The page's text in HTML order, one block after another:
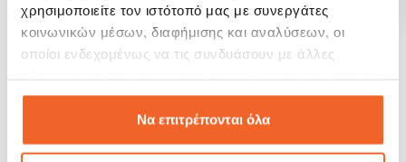
χρησιμοποιείτε τον ιστότοπό μας με συνεργάτες
κοινωνικών μέσων, διαφήμισης και αναλύσεων, οι
οποίοι ενδεχομένως να τις συνδυάσουν με άλλες
έχουν συλλέξει σε σχέση με την από μέρους σας χρήση
των υπηρεσιών τους.Να επιτρέπονται όλα
-10%